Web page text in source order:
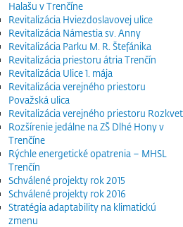
Halašu v Trenčíne
Revitalizácia Hviezdoslavovej ulice
Revitalizácia Námestia sv. Anny
Revitalizácia Parku M. R. Štefánika
Revitalizácia priestoru átria Trenčín
Revitalizácia Ulice 1. mája
Revitalizácia verejného priestoru
Považská ulica
Revitalizácia verejného priestoru Rozkvet
Rozšírenie jedálne na ZŠ Dlhé Hony v
Trenčíne
Rýchle energetické opatrenia – MHSL
Trenčín
Schválené projekty rok 2015
Schválené projekty rok 2016
Stratégia adaptability na klimatickú
zmenu